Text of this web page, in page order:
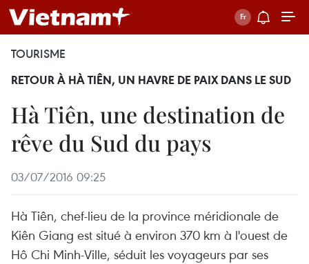
TOURISME
RETOUR À HÀ TIÊN, UN HAVRE DE PAIX DANS LE SUD
Hà Tiên, une destination de
rêve du Sud du pays
03/07/2016 09:25
Hà Tiên, chef-lieu de la province méridionale de
Kiên Giang est situé à environ 370 km à l'ouest de
Hô Chi Minh-Ville, séduit les voyageurs par ses